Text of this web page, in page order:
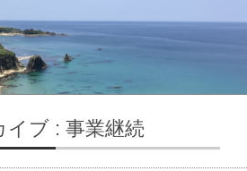
イブ : 事業継続